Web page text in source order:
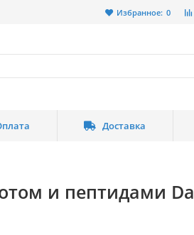
Избранное: 0
Доставка
и пептидами